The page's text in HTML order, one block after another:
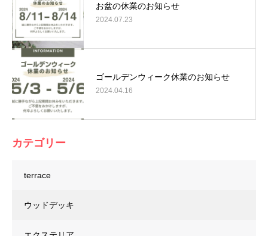
お盆の休業のお知らせ
2024.07.23
ゴールデンウィーク休業のお知らせ
2024.04.16
カテゴリー
terrace
ウッドデッキ